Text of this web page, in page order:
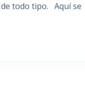
todo tipo. Aquí se